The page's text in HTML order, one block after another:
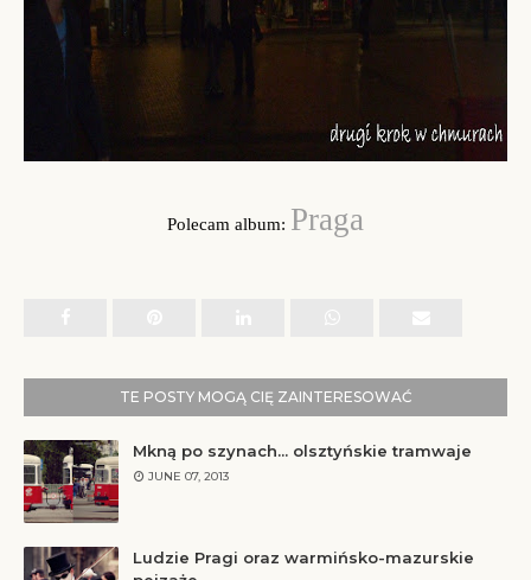
Polecam album: Praga
TE POSTY MOGĄ CIĘ ZAINTERESOWAĆ
Mkną po szynach... olsztyńskie tramwaje
JUNE 07, 2013
Ludzie Pragi oraz warmińsko-mazurskie